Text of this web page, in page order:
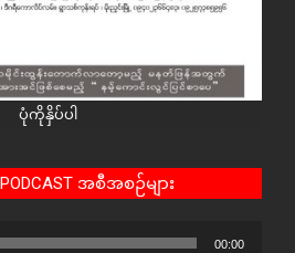
ပုံကိုနှိပ်ပါ
အစီအစဉ်များ
00:00